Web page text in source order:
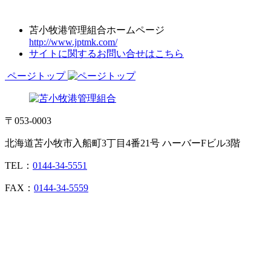
苫小牧港管理組合ホームページ
http://www.jptmk.com/
サイトに関するお問い合せはこちら
ページトップ
〒053-0003
北海道苫小牧市入船町3丁目4番21号 ハーバーFビル3階
TEL： 0144-34-5551
FAX： 0144-34-5559